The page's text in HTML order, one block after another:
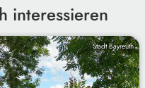
interessieren
Stadt Bayreuth